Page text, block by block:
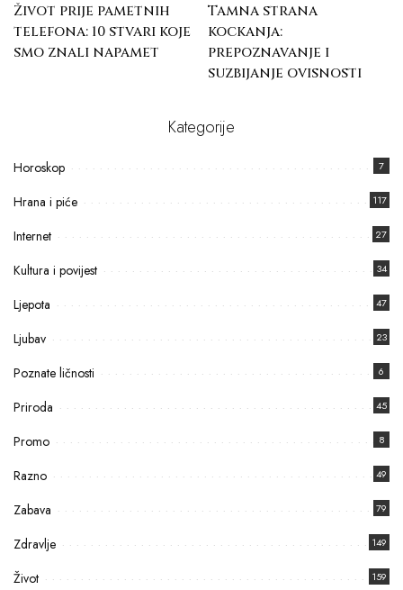
Život prije pametnih
telefona: 10 stvari koje
smo znali napamet
Tamna strana
kockanja:
prepoznavanje i
suzbijanje ovisnosti
Kategorije
Horoskop 7
Hrana i piće 117
Internet 27
Kultura i povijest 34
Ljepota 47
Ljubav 23
Poznate ličnosti 6
Priroda 45
Promo 8
Razno 49
Zabava 79
Zdravlje 149
Život 159